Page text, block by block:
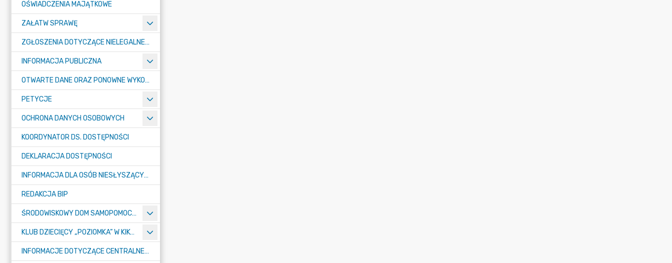
OŚWIADCZENIA MAJĄTKOWE
ZAŁATW SPRAWĘ
ZGŁOSZENIA DOTYCZĄCE NIELEGALNEGO SPALANIA ODPADÓW
INFORMACJA PUBLICZNA
OTWARTE DANE ORAZ PONOWNE WYKORZYSTANIE INFORMACJI SEKTORA PUBLICZNEGO
PETYCJE
OCHRONA DANYCH OSOBOWYCH
KOORDYNATOR DS. DOSTĘPNOŚCI
DEKLARACJA DOSTĘPNOŚCI
INFORMACJA DLA OSÓB NIESŁYSZĄCYCH
REDAKCJA BIP
ŚRODOWISKOWY DOM SAMOPOMOCY "KONICZYNKA" W SUMINIE
KLUB DZIECIĘCY „POZIOMKA” W KIKOLE
INFORMACJE DOTYCZĄCE CENTRALNEGO PORTU KOMUNIKACYJNEGO